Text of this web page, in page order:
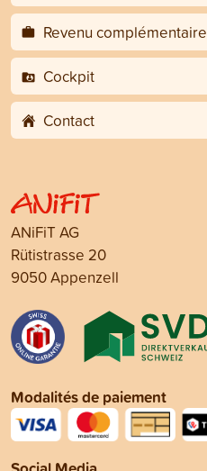
Revenu complémentaire
Cockpit
Contact
ANiFiT AG
Rütistrasse 20
9050 Appenzell
Modalités de paiement